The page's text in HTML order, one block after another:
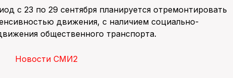
с 23 по 29 сентября планируется отремонтировать
движения, с наличием социально-
общественного транспорта.
Новости СМИ2